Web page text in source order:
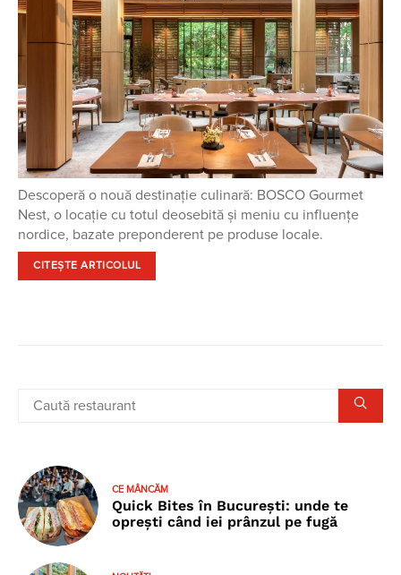
Descoperă o nouă destinație culinară: BOSCO Gourmet
Nest, o locație cu totul deosebită și meniu cu influențe
nordice, bazate preponderent pe produse locale.
CITEȘTE ARTICOLUL
CE MÂNCĂM
Quick Bites în București: unde te
oprești când iei prânzul pe fugă